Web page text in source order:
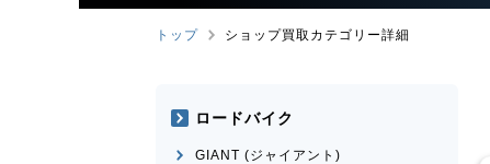
トップ ショップ買取カテゴリー詳細
ロードバイク
GIANT (ジャイアント)